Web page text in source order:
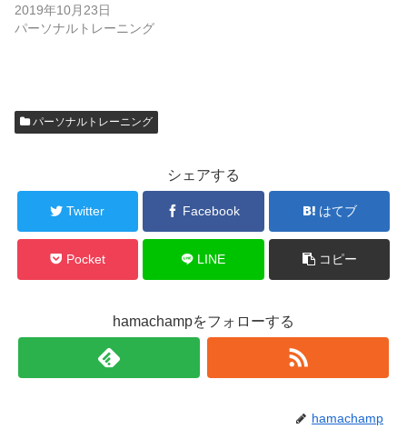
2019年10月23日
パーソナルトレーニング
パーソナルトレーニング
シェアする
Twitter Facebook はてブ
Pocket LINE コピー
hamachampをフォローする
hamachamp